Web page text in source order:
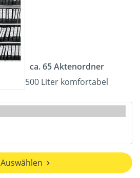
ca. 65 Aktenordner
500 Liter komfortabel
Auswählen